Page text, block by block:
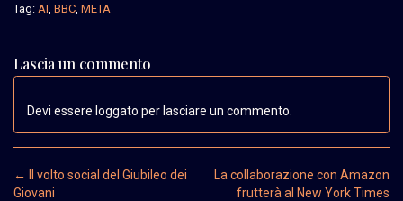
Tag: AI BBC META
Lascia un commento
Devi essere loggato per lasciare un commento.
Post navigation
←
Il volto social del Giubileo dei
Giovani
La collaborazione con Amazon
frutterà al New York Times